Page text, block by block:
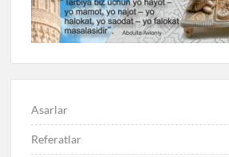
Asarlar
Referatlar